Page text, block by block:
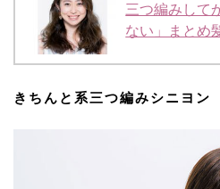
三つ編みして
ない」まとめ
きちんと系三つ編みシニヨン